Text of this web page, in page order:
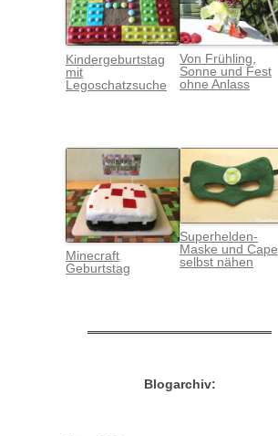
Kindergeburtstag
mit
Legoschatzsuche
Von Frühling,
Sonne und Fest
ohne Anlass
Minecraft
Geburtstag
Superhelden-
Maske und Cape
selbst nähen
Blogarchiv: